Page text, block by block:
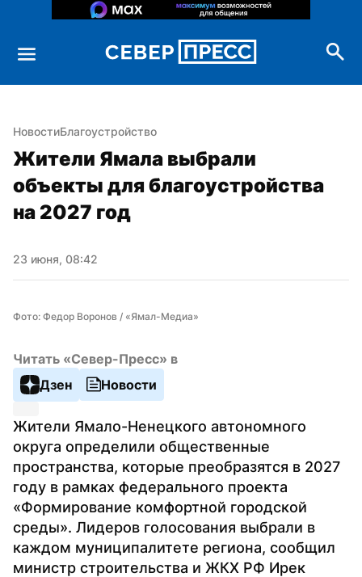
НовостиБлагоустройство
Жители Ямала выбрали
объекты для благоустройства
на 2027 год
23 июня, 08:42
Фото: Федор Воронов / «Ямал-Медиа»
Читать «Север-Пресс» в
Дзен
Новости
Жители Ямало-Ненецкого автономного
округа определили общественные
пространства, которые преобразятся в 2027
году в рамках федерального проекта
«Формирование комфортной городской
среды». Лидеров голосования выбрали в
каждом муниципалитете региона, сообщил
министр строительства и ЖКХ РФ Ирек